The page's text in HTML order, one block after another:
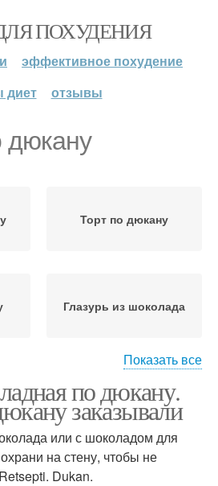
ПОХУДЕНИЯ
эффективное похудение
диет
отзывы
дюкану
Торт по дюкану
Глазурь из шоколада
Показать все
по дюкану.
заказывали
или с шоколадом для
на стену, чтобы не
Dukan.